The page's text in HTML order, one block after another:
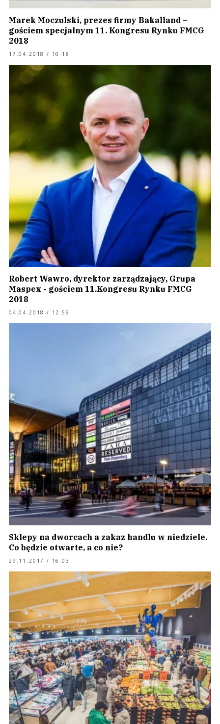
Marek Moczulski, prezes firmy Bakalland –
gościem specjalnym 11. Kongresu Rynku FMCG
2018
17.04.2018 / 10:18
Robert Wawro, dyrektor zarządzający, Grupa
Maspex - gościem 11.Kongresu Rynku FMCG
2018
04.04.2018 / 12:59
Sklepy na dworcach a zakaz handlu w niedziele.
Co będzie otwarte, a co nie?
29.11.2017 / 16:03